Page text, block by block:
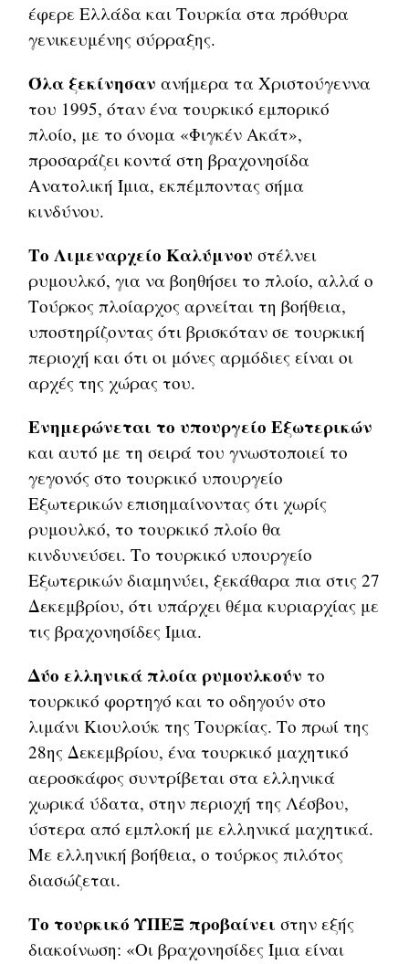
έφερε Ελλάδα και Τουρκία στα πρόθυρα
γενικευμένης σύρραξης.
Όλα ξεκίνησανανήμερα τα Χριστούγεννα
του 1995, όταν ένα τουρκικό εμπορικό
πλοίο, με το όνομα «Φιγκέν Ακάτ»,
προσαράζει κοντά στη βραχονησίδα
Ανατολική Ίμια, εκπέμποντας σήμα
κινδύνου.
Το Λιμεναρχείο Καλύμνου στέλνει
ρυμουλκό, για να βοηθήσει το πλοίο, αλλά ο
Τούρκος πλοίαρχος αρνείται τη βοήθεια,
υποστηρίζοντας ότι βρισκόταν σε τουρκική
περιοχή και ότι οι μόνες αρμόδιες είναι οι
αρχές της χώρας του.
Ενημερώνεται το υπουργείο Εξωτερικών
και αυτό με τη σειρά του γνωστοποιεί το
γεγονός στο τουρκικό υπουργείο
Εξωτερικών επισημαίνοντας ότι χωρίς
ρυμουλκό, το τουρκικό πλοίο θα
κινδυνεύσει. Το τουρκικό υπουργείο
Εξωτερικών διαμηνύει, ξεκάθαρα πια στις 27
Δεκεμβρίου, ότι υπάρχει θέμα κυριαρχίας με
τις βραχονησίδες Ίμια.
Δύο ελληνικά πλοία ρυμουλκούν το
τουρκικό φορτηγό και το οδηγούν στο
λιμάνι Κιουλούκ της Τουρκίας. Το πρωί της
28ης Δεκεμβρίου, ένα τουρκικό μαχητικό
αεροσκάφος συντρίβεται στα ελληνικά
χωρικά ύδατα, στην περιοχή της Λέσβου,
ύστερα από εμπλοκή με ελληνικά μαχητικά.
Με ελληνική βοήθεια, ο τούρκος πιλότος
διασώζεται.
Το τουρκικό ΥΠΕΞ προβαίνει στην εξής
διακοίνωση: «Οι βραχονησίδες Ίμια είναι